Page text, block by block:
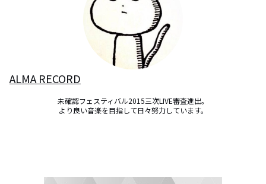
ALMA RECORD
未確認フェスティバル2015三次LIVE審査進出。
より良い音楽を目指して日々努力しています。